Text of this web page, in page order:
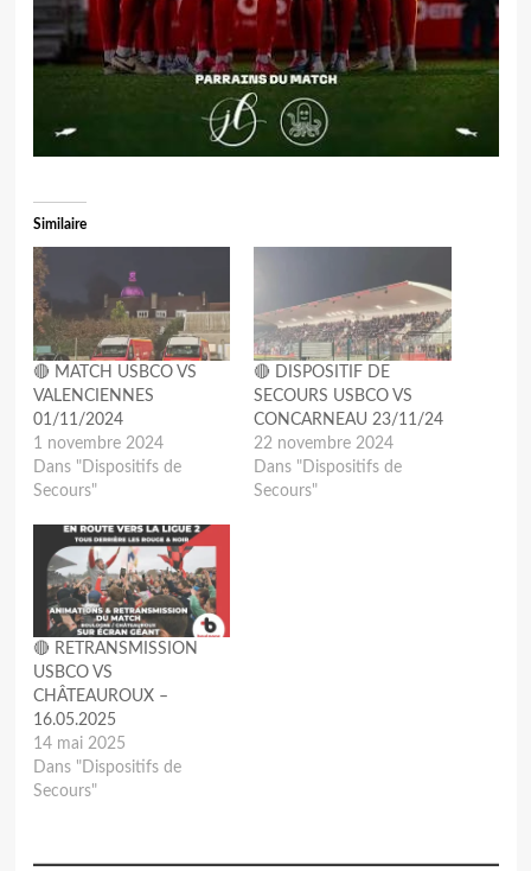
Similaire
🔴 MATCH USBCO VS
VALENCIENNES
01/11/2024
1 novembre 2024
Dans "Dispositifs de
Secours"
🔴 DISPOSITIF DE
SECOURS USBCO VS
CONCARNEAU 23/11/24
22 novembre 2024
Dans "Dispositifs de
Secours"
🔴 RETRANSMISSION
USBCO VS
CHÂTEAUROUX –
16.05.2025
14 mai 2025
Dans "Dispositifs de
Secours"